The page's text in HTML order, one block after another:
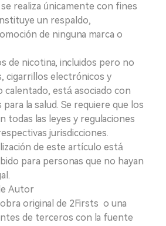
realiza únicamente con fines
un respaldo,
de ninguna marca o
de nicotina, incluidos pero no
cigarrillos electrónicos y
está asociado con
la salud. Se requiere que los
todas las leyes y regulaciones
jurisdicciones.
de este artículo está
para personas que no hayan
Autor
original de 2Firsts o una
de terceros con la fuente